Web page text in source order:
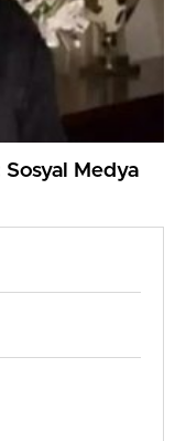
Sosyal Medya